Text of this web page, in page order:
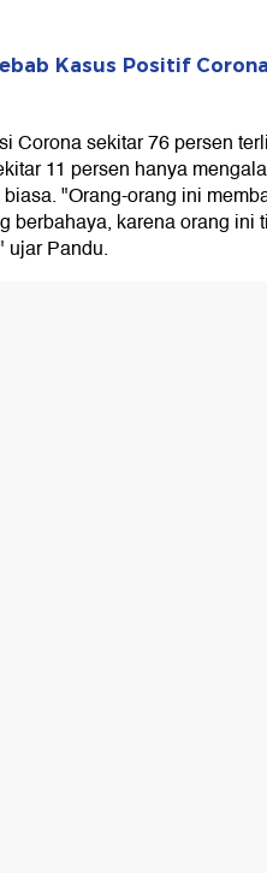
Kasus Positif
Corona sekitar 76 persen
11 persen hanya
"Orang-orang ini
berbahaya, karena orang ini
ujar Pandu.